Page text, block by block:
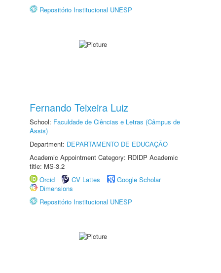
Repositório Institucional UNESP
Fernando Teixeira Luiz
School: Faculdade de Ciências e Letras (Câmpus de
Assis)
Department: DEPARTAMENTO DE EDUCAÇÃO
Academic Appointment Category: RDIDP Academic
title: MS-3.2
Orcid
CV Lattes
Google Scholar
Dimensions
Repositório Institucional UNESP